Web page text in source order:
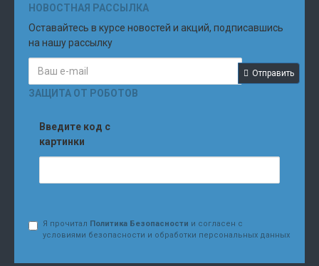
НОВОСТНАЯ РАССЫЛКА
Оставайтесь в курсе новостей и акций, подписавшись
на нашу рассылку
Отправить
ЗАЩИТА ОТ РОБОТОВ
Введите код с
картинки
Я прочитал Политика Безопасности и согласен с
условиями безопасности и обработки персональных данных